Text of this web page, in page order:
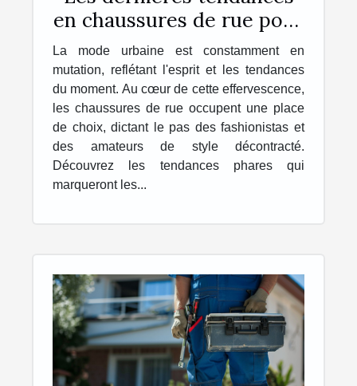
en chaussures de rue pour
la saison à venir
La mode urbaine est constamment en
mutation, reflétant l'esprit et les tendances
du moment. Au cœur de cette effervescence,
les chaussures de rue occupent une place
de choix, dictant le pas des fashionistas et
des amateurs de style décontracté.
Découvrez les tendances phares qui
marqueront les...